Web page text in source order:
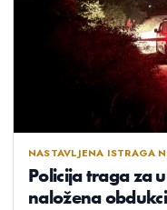
NASTAVLJENA ISTRAGA
Policija traga za
naložena